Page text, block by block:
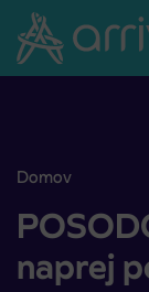
Skoči na vsebino
Domov
POSODOBITEV
naprej